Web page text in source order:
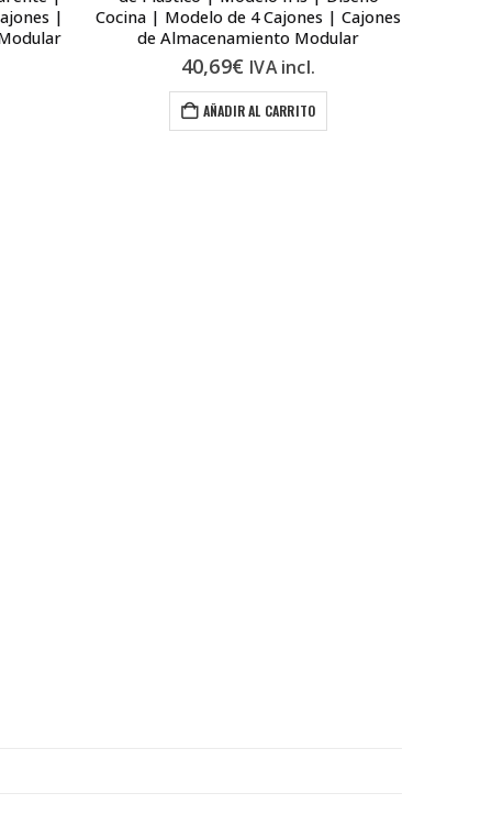
|
Cocina | Modelo de 4 Cajones | Cajones
de Almacenamiento Modular
40,69€ IVA incl.
AÑADIR AL CARRITO